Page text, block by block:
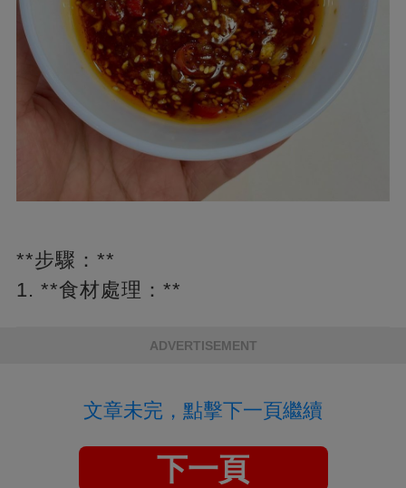
**步驟：**
1. **食材處理：**
ADVERTISEMENT
文章未完，點擊下一頁繼續
下一頁